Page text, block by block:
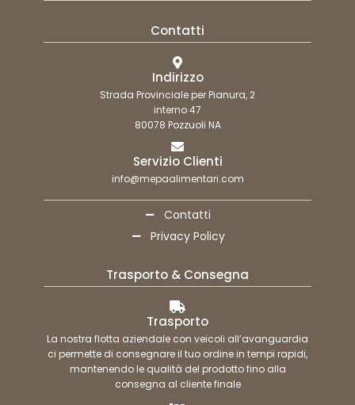
Contatti
Indirizzo
Strada Provinciale per Pianura, 2
interno 47
80078 Pozzuoli NA
Servizio Clienti
info@mepaalimentari.com
Contatti
Privacy Policy
Trasporto & Consegna
Trasporto
La nostra flotta aziendale con veicoli all’avanguardia
ci permette di consegnare il tuo ordine in tempi rapidi,
mantenendo le qualità del prodotto fino alla
consegna al cliente finale